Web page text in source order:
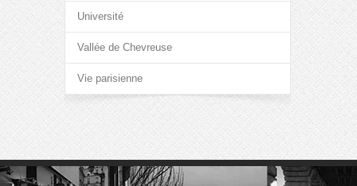
Université
Vallée de Chevreuse
Vie parisienne